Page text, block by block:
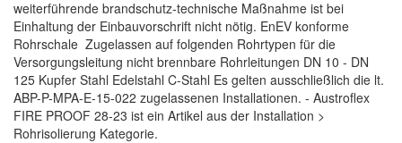
weiterführende brandschutz-technische Maßnahme ist bei
Einhaltung der Einbauvorschrift nicht nötig. EnEV konforme
Rohrschale Zugelassen auf folgenden Rohrtypen für die
Versorgungsleitung nicht brennbare Rohrleitungen DN 10 - DN
125 Kupfer Stahl Edelstahl C-Stahl Es gelten ausschließlich die lt.
ABP-P-MPA-E-15-022 zugelassenen Installationen. - Austroflex
FIRE PROOF 28-23 ist ein Artikel aus der Installation >
Rohrisolierung Kategorie.